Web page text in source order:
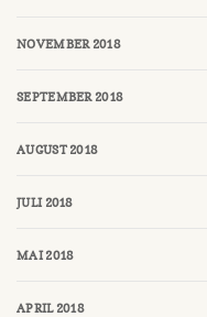
NOVEMBER 2018
SEPTEMBER 2018
AUGUST 2018
JULI 2018
MAI 2018
APRIL 2018